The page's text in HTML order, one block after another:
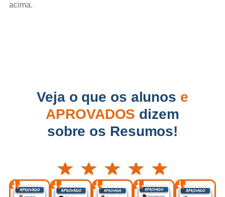
acima.
Veja o que os alunos e
APROVADOS dizem
sobre os Resumos!
★ ★ ★ ★ ★